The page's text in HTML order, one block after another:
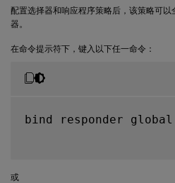
配置选择器和响应程序策略后，该策略可
器。
在命令提示符下，键入以下任一命令：
bind responder global
或